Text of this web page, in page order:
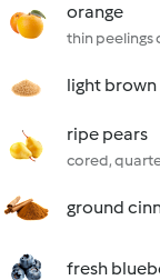
orange
thin peelings
light brown
ripe pears
cored,
ground
fresh